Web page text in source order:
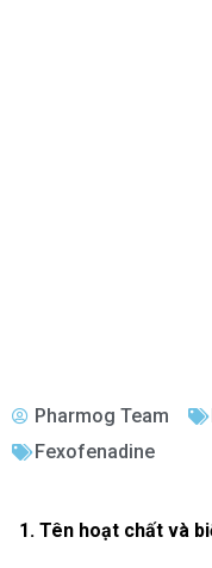
Pharmog Team
Fexofenadine
1. Tên hoạt chất và